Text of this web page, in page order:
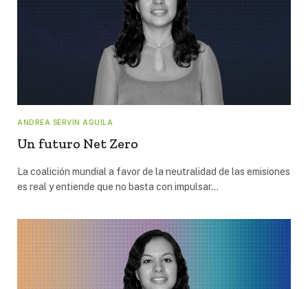
ANDREA SERVÍN AGUILA
Un futuro Net Zero
La coalición mundial a favor de la neutralidad de las emisiones
es real y entiende que no basta con impulsar…